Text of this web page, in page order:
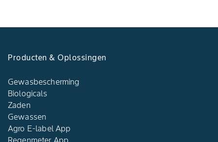
Producten & Oplossingen
Gewasbescherming
Biologicals
Zaden
Gewassen
Agro E-label App